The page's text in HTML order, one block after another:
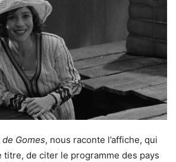
Gomes, nous raconte l’affiche, qui
titre, de citer le programme des pays